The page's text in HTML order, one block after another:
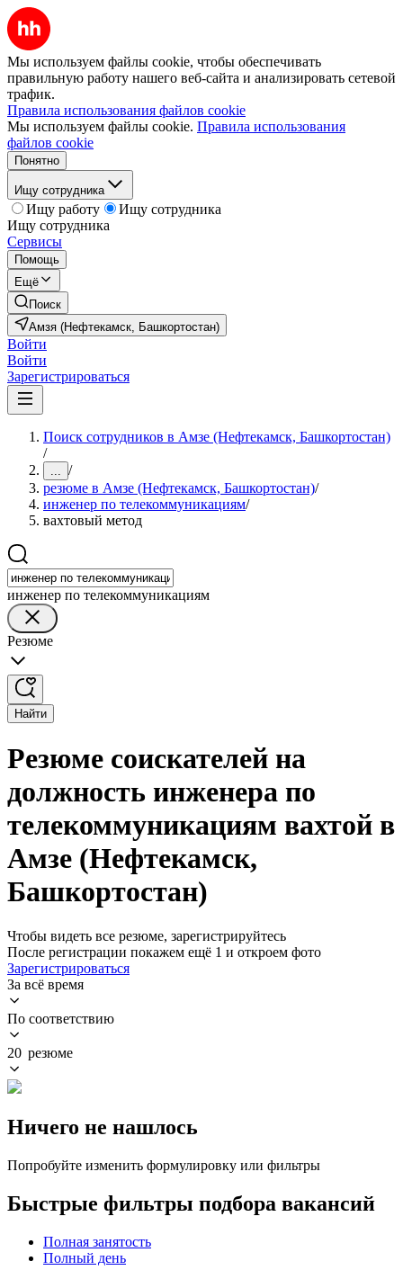
Мы используем файлы cookie, чтобы обеспечивать
правильную работу нашего веб-сайта и анализировать сетевой
трафик.
Правила использования файлов cookie
Мы используем файлы cookie. Правила использования
файлов cookie
Понятно
Ищу сотрудника
Ищу работу
Ищу сотрудника
Ищу сотрудника
Сервисы
Помощь
Ещё
Поиск
Амзя (Нефтекамск, Башкортостан)
Войти
Войти
Зарегистрироваться
Поиск сотрудников в Амзе (Нефтекамск, Башкортостан)
/
... /
резюме в Амзе (Нефтекамск, Башкортостан)/
инженер по телекоммуникациям/
вахтовый метод
инженер по телекоммуникациям
Резюме
Найти
Резюме соискателей на
должность инженера по
телекоммуникациям вахтой в
Амзе (Нефтекамск,
Башкортостан)
Чтобы видеть все резюме, зарегистрируйтесь
После регистрации покажем ещё 1 и откроем фото
Зарегистрироваться
За всё время
По соответствию
20 резюме
Ничего не нашлось
Попробуйте изменить формулировку или фильтры
Быстрые фильтры подбора вакансий
Полная занятость
Полный день